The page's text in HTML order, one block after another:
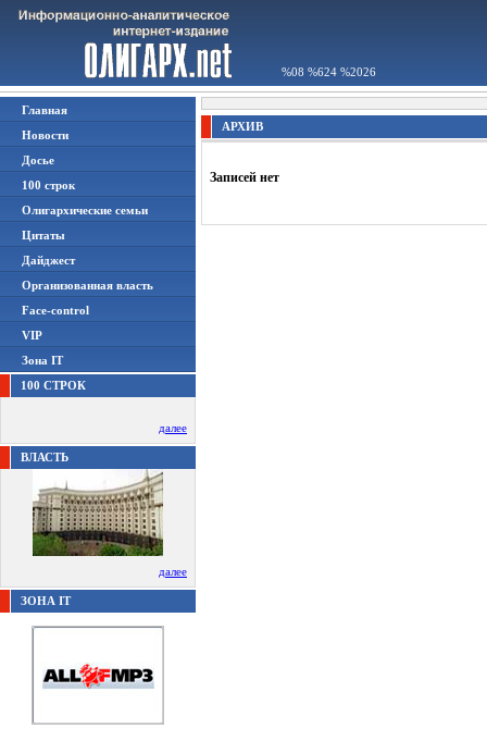
%08 %624 %2026
Главная
Новости
Досье
100 строк
Олигархические семьи
Цитаты
Дайджест
Организованная власть
Face-control
VIP
Зона IT
100 СТРОК
далее
ВЛАСТЬ
далее
ЗОНА IT
АРХИВ
Записей нет